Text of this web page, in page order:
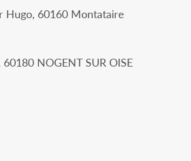
Hugo, 60160 Montataire
NOGENT SUR OISE